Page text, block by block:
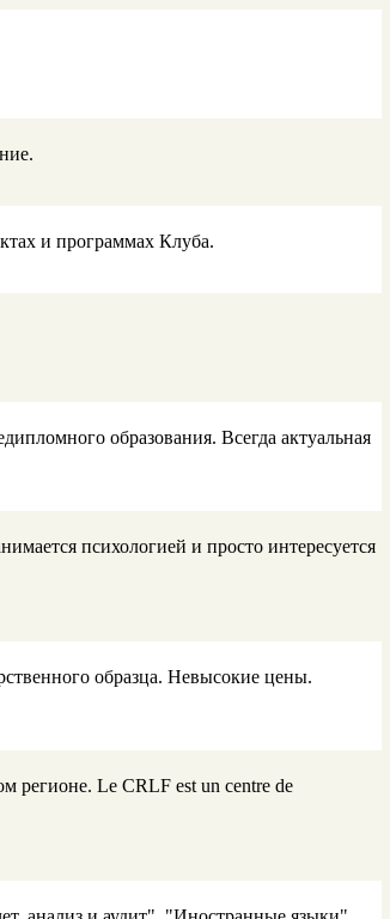
и программах Клуба.
образования. Всегда актуальная
психологией и просто интересуется
образца. Невысокие цены.
регионе. Le CRLF est un centre de